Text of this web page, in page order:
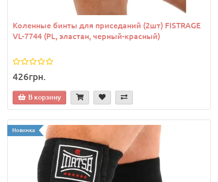
Коленные бинты для приседаний (2шт) FISTRAGE
VL-7744 (PL, эластан, черный-красный)
426грн.
В корзину
Новинка